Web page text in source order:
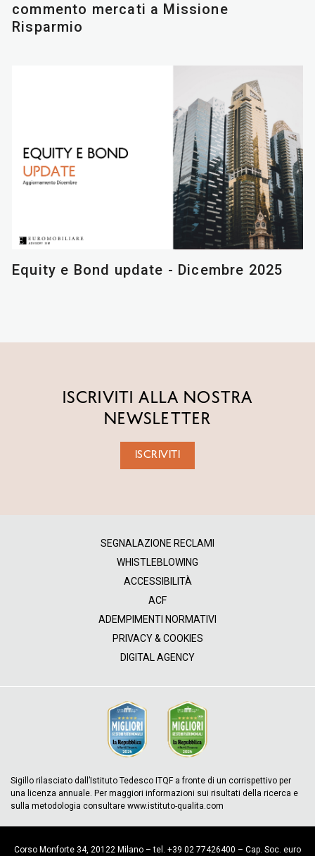
commento mercati a Missione
Risparmio
Equity e Bond update - Dicembre 2025
ISCRIVITI ALLA NOSTRA
NEWSLETTER
ISCRIVITI
SEGNALAZIONE RECLAMI
WHISTLEBLOWING
ACCESSIBILITÀ
ACF
ADEMPIMENTI NORMATIVI
PRIVACY & COOKIES
DIGITAL AGENCY
Sigillo rilasciato dall’Istituto Tedesco ITQF a fronte di un corrispettivo per
una licenza annuale. Per maggiori informazioni sui risultati della ricerca e
sulla metodologia consultare www.istituto-qualita.com
Corso Monforte 34, 20122 Milano – tel. +39 02 77426400 – Cap. Soc. euro